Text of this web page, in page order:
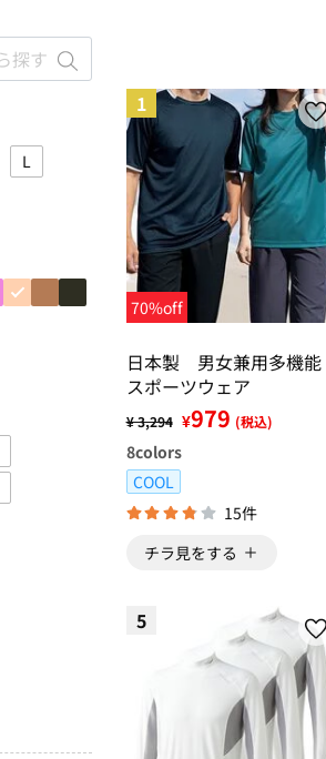
L
1
70%off
日本製 男女兼用多機能
スポーツウェア
¥ 3,294 ¥979 (税込)
8colors
COOL
15件
チラ見をする
5